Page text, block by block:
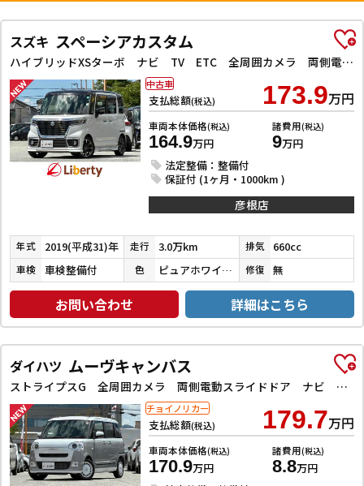
スズキ スペーシアカスタム
ハイブリッドXSターボ ナビ TV ETC 全周囲カメラ 両側電動スライドドア クリアランスソナー レーンアシスト 衝突被害軽減システム アイドリングストップ 電動格納ミラー シートヒーター CVT ESC CD USB
支払総額(税込) 173.9万円
車両本体価格(税込)
164.9万円
諸費用(税込)
9万円
法定整備：整備付
保証付 (1ヶ月・1000km )
中古車
彦根店
年式 2019(平成31)年 走行 3.0万km 排気 660cc
車検 車検整備付 色 ピュアホワイトパール／ブルーイッシュブラックパール３ 修復 無
お問い合わせ 詳細はこちら
ダイハツ ムーヴキャンバス
ストライプスG 全周囲カメラ 両側電動スライドドア ナビ TV クリアランスソナー 衝突被害軽減システム スマートキー アイドリングストップ 電動格納ミラー シートヒーター ベンチシート CVT ESC
支払総額(税込) 179.7万円
車両本体価格(税込)
170.9万円
諸費用(税込)
8.8万円
チョイノリカー